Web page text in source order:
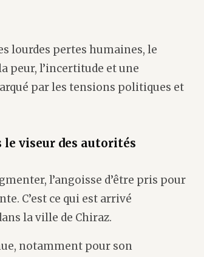
lourdes pertes humaines, le
peur, l’incertitude et une
par les tensions politiques et
le viseur des autorités
l’angoisse d’être pris pour
C’est ce qui est arrivé
la ville de Chiraz.
notamment pour son